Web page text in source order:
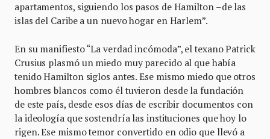
apartamentos, siguiendo los pasos de Hamilton –de las
islas del Caribe a un nuevo hogar en Harlem”.
En su manifiesto “La verdad incómoda”, el texano Patrick
Crusius plasmó un miedo muy parecido al que había
tenido Hamilton siglos antes. Ese mismo miedo que otros
hombres blancos como él tuvieron desde la fundación
de este país, desde esos días de escribir documentos con
la ideología que sostendría las instituciones que hoy lo
rigen. Ese mismo temor convertido en odio que llevó a